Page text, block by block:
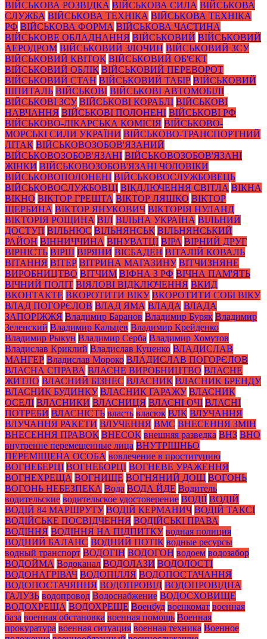
ВІЙСЬКОВА РОЗВІДКА ВІЙСЬКОВА СИЛА ВІЙСЬКОВА
СЛУЖБА ВІЙСЬКОВА ТЕХНІКА ВІЙСЬКОВА ТЕХНІКА
РФ ВІЙСЬКОВА ФОРМА ВІЙСЬКОВА ЧАСТИНА
ВІЙСЬКОВЕ ОБЛАДНАННЯ ВІЙСЬКОВИЙ ВІЙСЬКОВИЙ
АЕРОДРОМ ВІЙСЬКОВИЙ ЗЛОЧИН ВІЙСЬКОВИЙ ЗСУ
ВІЙСЬКОВИЙ КВІТОК ВІЙСЬКОВИЙ ОБ'ЄКТ
ВІЙСЬКОВИЙ ОБЛІК ВІЙСЬКОВИЙ ПЕРЕВОРОТ
ВІЙСЬКОВИЙ СТАН ВІЙСЬКОВИЙ ТАБІР ВІЙСЬКОВИЙ
ШПИТАЛЬ ВІЙСЬКОВІ ВІЙСЬКОВІ АВТОМОБІЛІ
ВІЙСЬКОВІ ЗСУ ВІЙСЬКОВІ КОРАБЛІ ВІЙСЬКОВІ
НАВЧАННЯ ВІЙСЬКОВІ ПОЛОНЕНІ ВІЙСЬКОВІ РФ
ВІЙСЬКОВО-ЛІКАРСЬКА КОМІСІЯ ВІЙСЬКОВО-
МОРСЬКІ СИЛИ УКРАЇНИ ВІЙСЬКОВО-ТРАНСПОРТНИЙ
ЛІТАК ВІЙСЬКОВОЗОБОВ'ЯЗАНИЙ
ВІЙСЬКОВОЗОБОВ'ЯЗАНІ ВІЙСЬКОВОЗОБОВ'ЯЗАНІ
ЖІНКИ ВІЙСЬКОВОЗОБОВ'ЯЗАНІ ЧОЛОВІКИ
ВІЙСЬКОВОПОЛОНЕНІ ВІЙСЬКОВОСЛУЖБОВЕЦЬ
ВІЙСЬКОВОСЛУЖБОВЦІ ВІКДЛЮЧЕННЯ СВІТЛА ВІКНА
ВІКНО ВІКТОР ГРЕШТА ВІКТОР ЛЯШКО ВІКТОР
ЩЕРБИНА ВІКТОР ЯНУКОВИЧ ВІКТОРІЯ НУЛАНД
ВІКТОРІЯ РОЩИНА ВІЛ ВІЛЬНА УКРАЇНА ВІЛЬНИЙ
ДОСТУП ВІЛЬНЮС ВІЛЬНЯНСЬК ВІЛЬНЯНСЬКИЙ
РАЙОН ВІННИЧЧИНА ВІНУВАТЦІ ВІРА ВІРНИЙ ДРУГ
ВІРНІСТЬ ВІРШ ВІРЯНИ ВІСБАДЕН ВІТАЛІЙ КОВАЛЬ
ВІТАННЯ ВІТЕР ВІТРИНА МАГАЗИНУ ВІТЧИЗНЯНЕ
ВИРОБНИЦТВО ВІТЧИМ ВІФНА З РФ ВІЧНА ПАМ'ЯТЬ
ВІЧНИЙ ПОЛІТ ВІЯЛОВІ ВІДКЛЮЧЕННЯ ВКИД
ВКОНТАКТЕ ВКОРОТИТИ ВІКУ ВКОРОТИТИ СОБІ ВІКУ
ВЛАД ПОГОРЄЛОВ ВЛАД ЯМА ВЛАДА ВЛАДА
ЗАПОРІЖЖЯ Владимир Баранов Владимир Буряк Владимир
Зеленский Владимир Кальцев Владимир Крейденко
Владимир Рыкун Владимир Серба Владимир Хомутов
Владислав Криклий Владислав Куценко ВЛАДИСЛАВ
МАНГЕР Владислав Мороко ВЛАДИСЛАВ ПОГОРЄЛОВ
ВЛАСНА СПРАВА ВЛАСНЕ ВИРОБНИЦТВО ВЛАСНЕ
ЖИТЛО ВЛАСНИЙ БІЗНЕС ВЛАСНИК ВЛАСНИК БРЕНДУ
ВЛАСНИК БУДИНКУ ВЛАСНИК ГАРАЖУ ВЛАСНИК
ОСЕЛІ ВЛАСНИКИ ВЛАСНИЦЯ ВЛАСНІ ОЧІ ВЛАСНІ
ПОТРЕБИ ВЛАСНІСТЬ власть власюк ВЛК ВЛУЧАННЯ
ВЛУЧАННЯ РАКЕТИ ВЛУЧЕННЯ ВМС ВНЕСЕННЯ ЗМІН
ВНЕСЕННЯ ПРАВОК ВНЕСОК внешняя разведка ВНЗ ВНО
внутренне перемещенные лица ВНУТРІШНЬО
ПЕРЕМІЩЕНА ОСОБА вовлечение в проституцию
ВОГНЕБЕРЦІ ВОГНЕБОРЦІ ВОГНЕВЕ УРАЖЕННЯ
ВОГНЕХРЕЩА ВОГНИЩЕ ВОГНЯНИЙ ДОЩ ВОГОНЬ
ВОГОНЬ НЕБЕЗПЕКА Вода ВОДА ЙДЕ Водитель
водительские водительское удостоверение ВОДІЇ ВОДІЙ
ВОДІЙ 84 МАРШРУТУ ВОДІЙ КЕРМАНИЧ ВОДІЙ ТАКСІ
ВОДІЙСЬКЕ ПОСВІДЧЕННЯ ВОДІЙСЬКІ ПРАВА
ВОДІННЯ ВОДІННЯ НА ПІДПИТКУ водная полиция
ВОДНИЙ БАЛАНС ВОДНИЙ ПОТІК водные ресурсы
водный транспорт ВОДОГІН ВОДОГОН водоем водозабор
ВОДОЙМА Водоканал ВОДОЛАЗИ ВОДОЛОСТІ
ВОДОНАГРІВАЧ ВОДОПІЛЛЯ ВОДОПОСТАЧАННЯ
ВОДОПОСТАЧЯННЯ ВОДОПРОВІД ВОДОПРОВІДНА
ГАЛУЗЬ водопровод Водоснабжение ВОДОСХОВИЩЕ
ВОДОХРЕЩА ВОДОХРЕЩЕ Военбуд военкомат военная
база военная обстановка военная помощь Военная
прокуратура военная ситуация военная техника Военное